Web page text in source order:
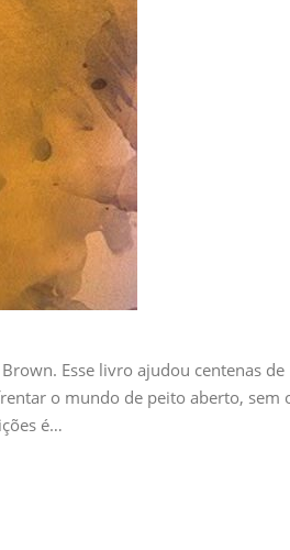
Esse livro ajudou centenas de
o mundo de peito aberto, sem
é…